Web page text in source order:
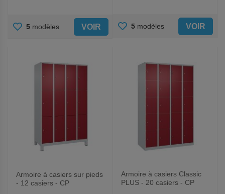
AJOUTER
FAVORIS
5 modèles VOIR AJOUTER
FAVORIS
5 modèles VOIR
Armoire à casiers sur pieds
- 12 casiers - CP
Armoire à casiers Classic
PLUS - 20 casiers - CP